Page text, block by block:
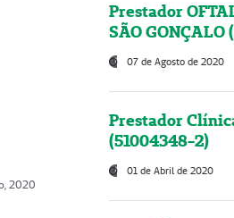
2020
Prestador
SÃO GONÇALO
07 de Agosto de 2020
Prestador
(51004348-2)
01 de Abril de 2020